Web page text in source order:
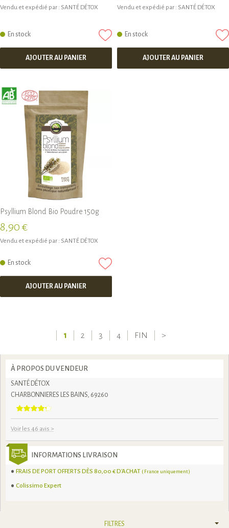
Vendu et expédié par : SANTÉ DÉTOX
En stock
AJOUTER AU PANIER
Vendu et expédié par : SANTÉ DÉTOX
En stock
AJOUTER AU PANIER
Psyllium Blond Bio Poudre 150g
8,90 €
Vendu et expédié par : SANTÉ DÉTOX
En stock
AJOUTER AU PANIER
1 2 3 4 FIN >
À PROPOS DU VENDEUR
SANTÉ DÉTOX
CHARBONNIERES LES BAINS, 69260
Voir les 46 avis >
INFORMATIONS LIVRAISON
FRAIS DE PORT OFFERTS DÈS 80,00 € D'ACHAT ( France uniquement )
Colissimo Expert
FILTRES